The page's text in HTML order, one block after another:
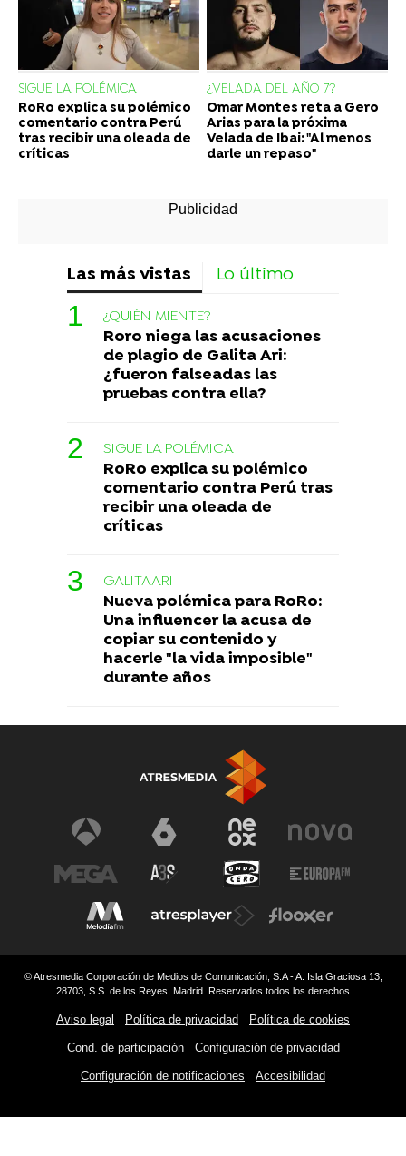
SIGUE LA POLÉMICA
RoRo explica su polémico
comentario contra Perú
tras recibir una oleada de
críticas
¿VELADA DEL AÑO 7?
Omar Montes reta a Gero
Arias para la próxima
Velada de Ibai: "Al menos
darle un repaso"
Las más vistas Lo último
¿QUIÉN MIENTE?
Roro niega las acusaciones
de plagio de Galita Ari:
¿fueron falseadas las
pruebas contra ella?
SIGUE LA POLÉMICA
RoRo explica su polémico
comentario contra Perú tras
recibir una oleada de
críticas
GALITAARI
Nueva polémica para RoRo:
Una influencer la acusa de
copiar su contenido y
hacerle "la vida imposible"
durante años
© Atresmedia Corporación de Medios de Comunicación, S.A - A. Isla Graciosa 13,
28703, S.S. de los Reyes, Madrid. Reservados todos los derechos
Aviso legal Política de privacidad Política de cookies
Cond. de participación Configuración de privacidad
Configuración de notificaciones Accesibilidad